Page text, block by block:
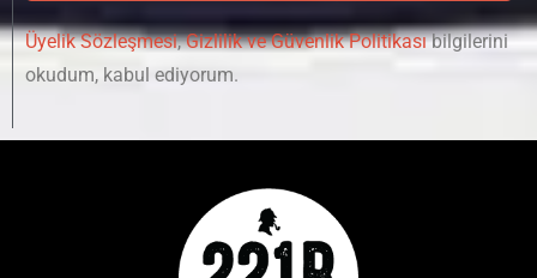
Üyelik Sözleşmesi,Gizlilik ve Güvenlik Politikasıbilgilerini
okudum, kabul ediyorum.